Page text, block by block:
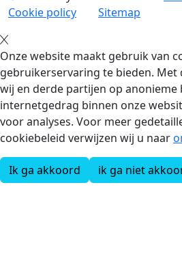
Cookie policy
Sitemap
Onze website maakt gebruik van
gebruikerservaring te bieden. Met
wij en derde partijen op anonieme
internetgedrag binnen onze
voor analyses. Voor meer
cookiebeleid verwijzen wij u naar
Ik ga akkoord ik ga niet